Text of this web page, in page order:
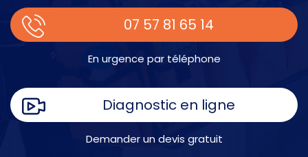
place.
07 57 81 65 14
En urgence par téléphone
Diagnostic en ligne
Demander un devis gratuit